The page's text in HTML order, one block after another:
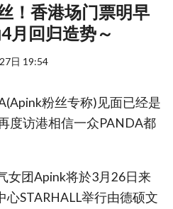
！香港场门票明早
月回归造势～
日 19:54
粉丝专称)见面已经是
度访港相信一众PANDA都
女团Apink将於3月26日来
STARHALL举行由德硕文